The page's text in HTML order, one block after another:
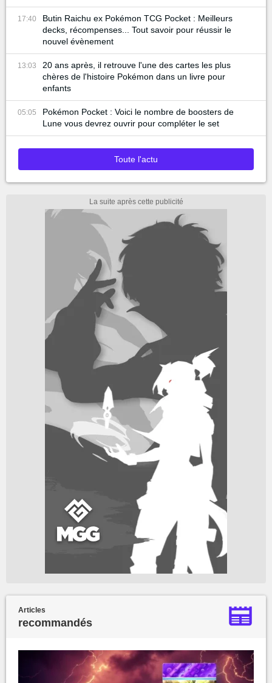
17:40
Butin Raichu ex Pokémon TCG Pocket : Meilleurs
decks, récompenses... Tout savoir pour réussir le
nouvel évènement
13:03
20 ans après, il retrouve l'une des cartes les plus
chères de l'histoire Pokémon dans un livre pour
enfants
05:05
Pokémon Pocket : Voici le nombre de boosters de
Lune vous devrez ouvrir pour compléter le set
Toute l'actu
Articles
recommandés